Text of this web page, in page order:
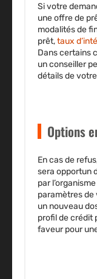
Si votre
uneoffre de
modalités de
prêt,taux
Dans certains
un conseiller
détails de
Options
En cas de
sera opportun
par
paramètres
un nouveau
profil de crédit
faveur pour